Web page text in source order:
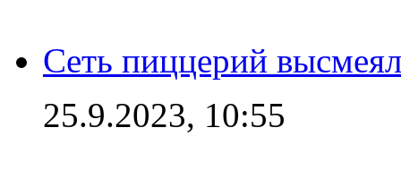
Сеть пиццерий
25.9.2023, 10:55